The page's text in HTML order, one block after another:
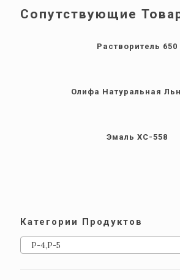
Сопутствующие
Растворитель 650
Олифа Натуральная
Эмаль ХС-558
Категории Продуктов
Р-4,Р-5